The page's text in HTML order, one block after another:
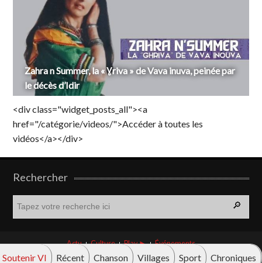
Zahra n Summer, la « Ɣriva » de Vava inuva, peinée par
le décès d’Idir
<div class="widget_posts_all"><a
href="/catégorie/videos/">Accéder à toutes les
vidéos</a></div>
Soutenir VI Récent Chanson Villages Sport Chroniques
Rechercher
r
Actu Culture Play ► Événements
© Vava innova 2026. Tous droits réservés.